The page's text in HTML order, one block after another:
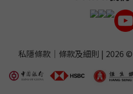
私隱條款｜ 條款及細則 | 2026 ©